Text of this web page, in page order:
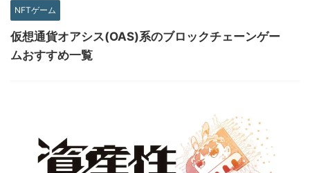
NFTゲーム
仮想通貨オアシス(OAS)系のブロックチェーンゲー
ムおすすめ一覧